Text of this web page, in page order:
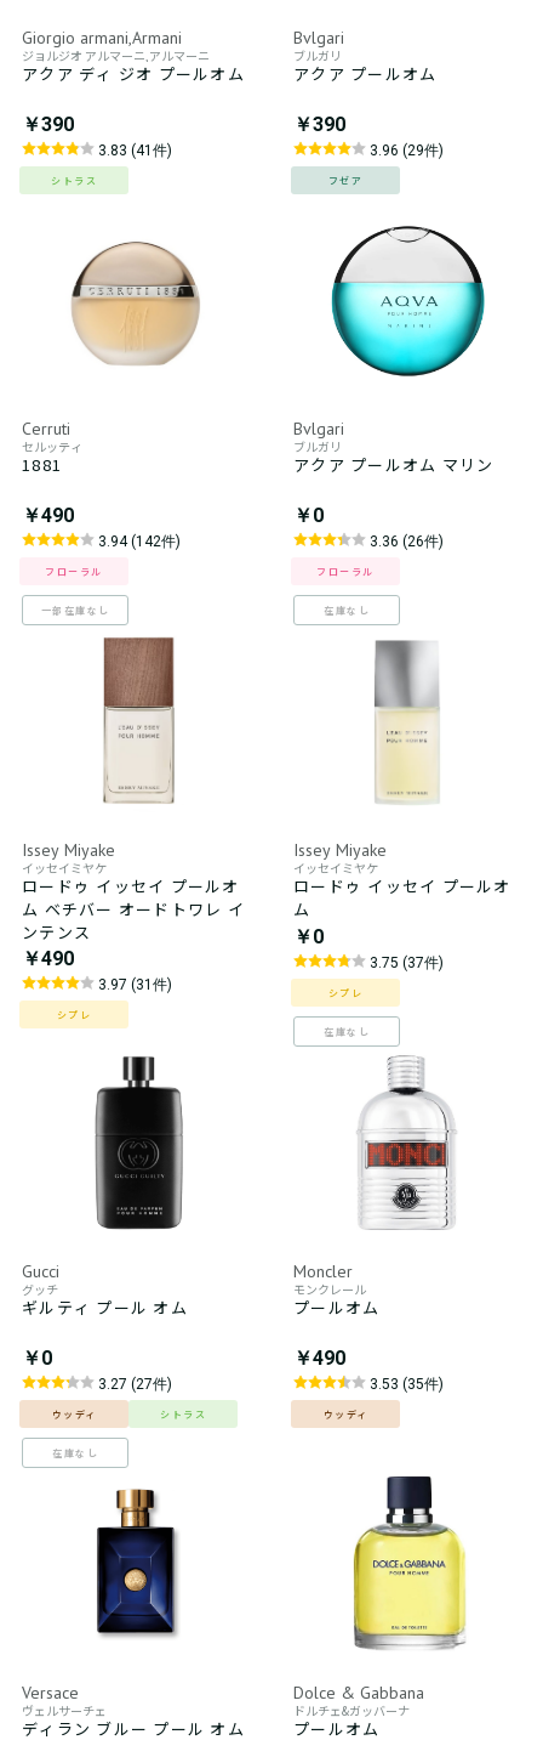
Giorgio armani,Armani
ジョルジオ アルマーニ,アルマーニ
アクア ディ ジオ プールオム
￥390
3.83 (41件)
シトラス
Bvlgari
ブルガリ
アクア プールオム
￥390
3.96 (29件)
フゼア
Cerruti
セルッティ
1881
￥490
3.94 (142件)
フローラル
一部在庫なし
Bvlgari
ブルガリ
アクア プールオム マリン
￥0
3.36 (26件)
フローラル
在庫なし
Issey Miyake
イッセイミヤケ
ロードゥ イッセイ プールオ
ム ベチバー オードトワレ イ
ンテンス
￥490
3.97 (31件)
シプレ
Issey Miyake
イッセイミヤケ
ロードゥ イッセイ プールオ
ム
￥0
3.75 (37件)
シプレ
在庫なし
Gucci
グッチ
ギルティ プール オム
￥0
3.27 (27件)
ウッディ シトラス
在庫なし
Moncler
モンクレール
プールオム
￥490
3.53 (35件)
ウッディ
Versace
ヴェルサーチェ
ディラン ブルー プール オム
Dolce & Gabbana
ドルチェ&ガッバーナ
プールオム